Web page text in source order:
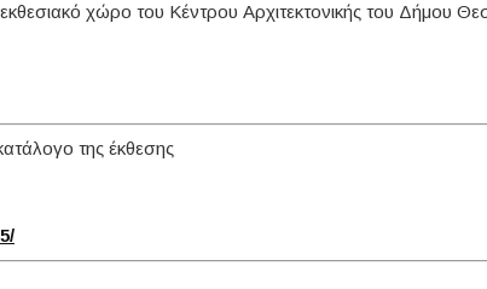
χώρο του Κέντρου Αρχιτεκτονικής του Δήμου
της έκθεσης